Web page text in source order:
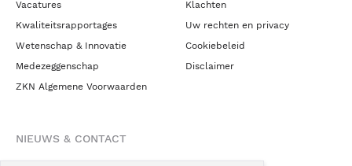
Vacatures
Kwaliteitsrapportages
Wetenschap & Innovatie
Medezeggenschap
ZKN Algemene Voorwaarden
Klachten
Uw rechten en privacy
Cookiebeleid
Disclaimer
NIEUWS & CONTACT